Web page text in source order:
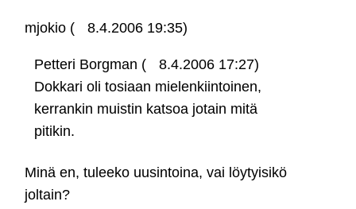
mjokio ( 8.4.2006 19:35)
Petteri Borgman (
8.4.2006 17:27)
Dokkari oli tosiaan mielenkiintoinen,
kerrankin muistin katsoa jotain mitä
pitikin.
Minä en, tuleeko uusintoina, vai löytyisikö
joltain?